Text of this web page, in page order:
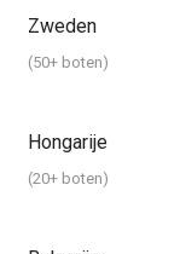
Zweden
(50+ boten)
Hongarije
(20+ boten)